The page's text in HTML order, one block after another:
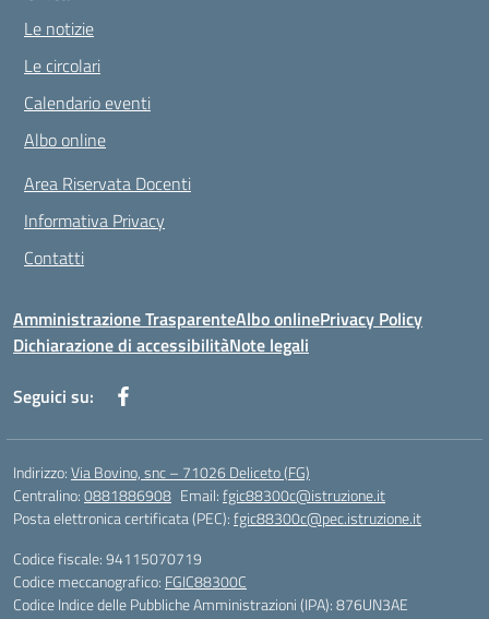
Le notizie
Le circolari
Calendario eventi
Albo online
Area Riservata Docenti
Informativa Privacy
Contatti
Amministrazione TrasparenteAlbo onlinePrivacy Policy
Dichiarazione di accessibilitàNote legali
Seguici su:
Indirizzo:Via Bovino, snc – 71026 Deliceto (FG)
Centralino:0881886908 Email:fgic88300c@istruzione.it
Posta elettronica certificata (PEC):fgic88300c@pec.istruzione.it
Codice fiscale: 94115070719
Codice meccanografico: FGIC88300C
Codice Indice delle Pubbliche Amministrazioni (IPA): 876UN3AE